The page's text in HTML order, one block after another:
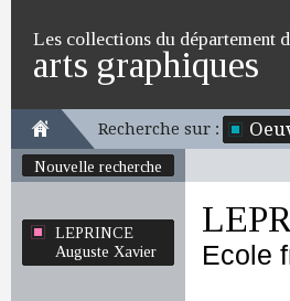
Les collections du département
arts graphiques
Recherche sur :
Nouvelle recherche
LEPRINCE
Auguste Xavier
Ecole